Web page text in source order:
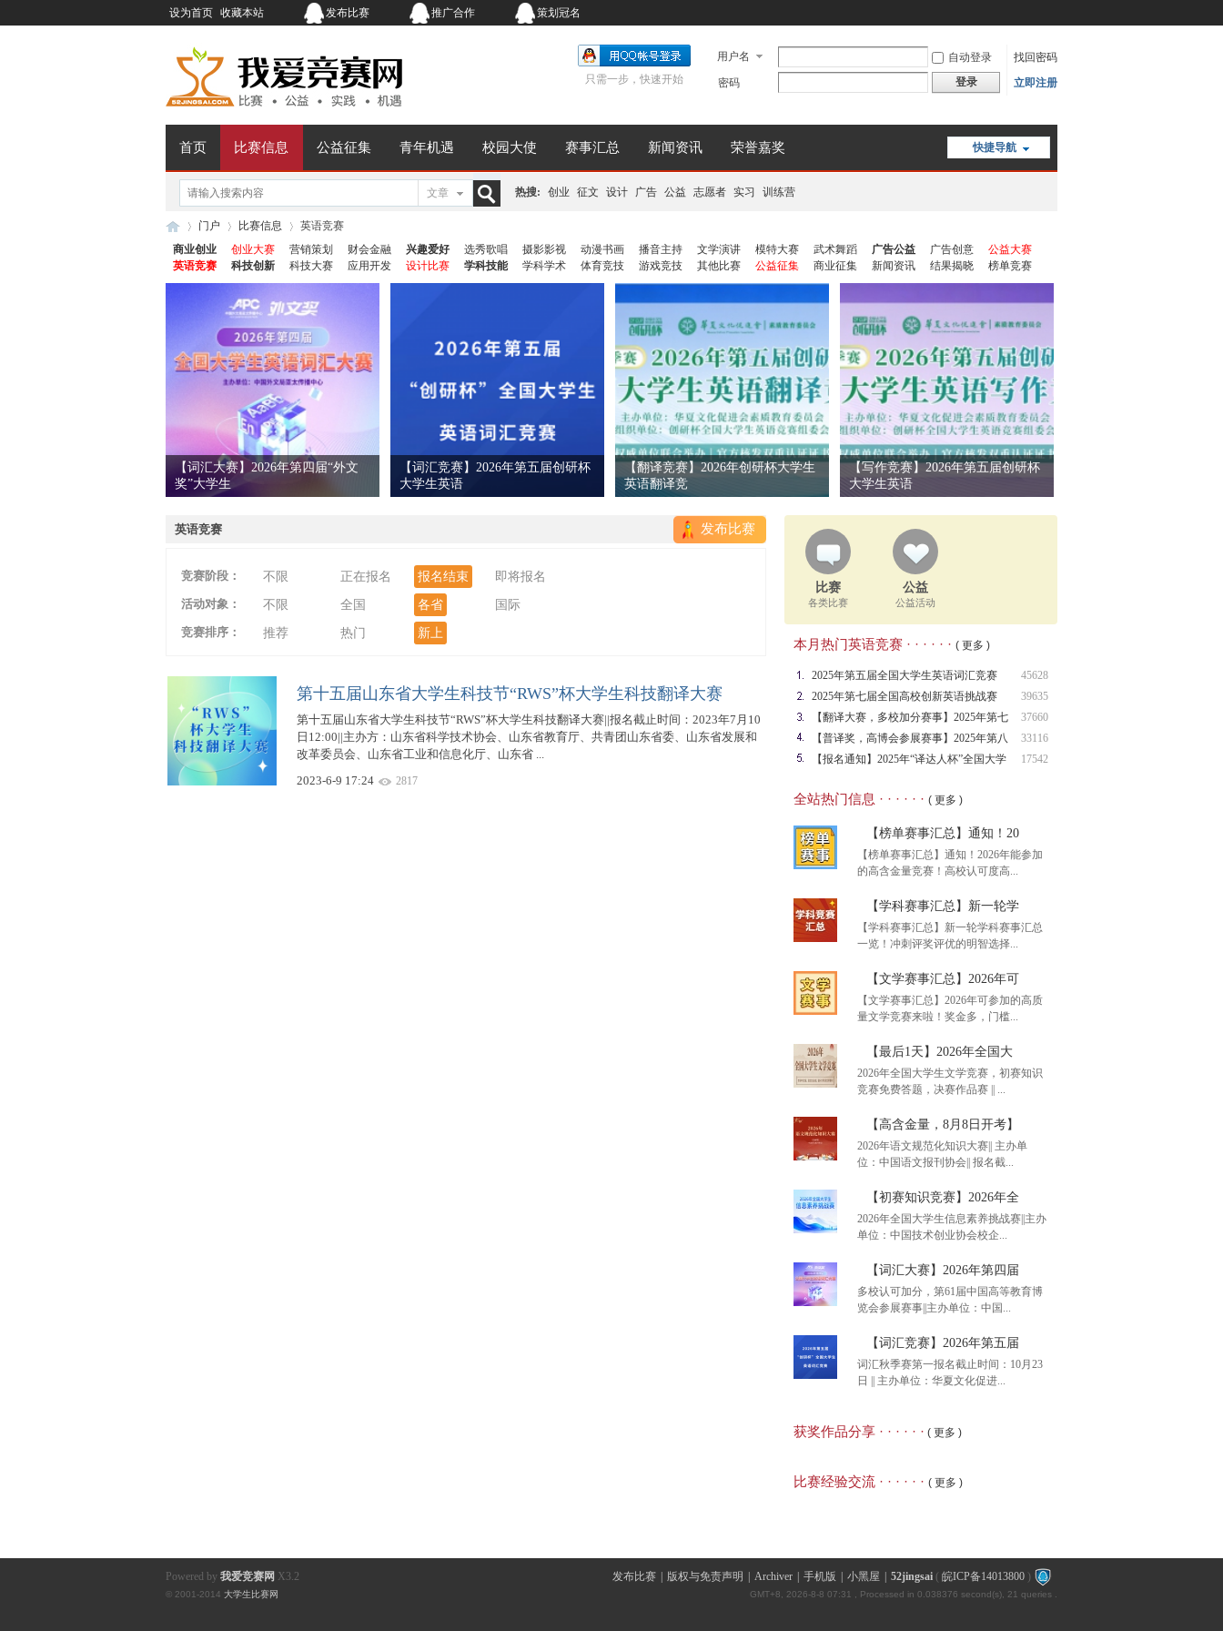
设为首页 收藏本站 发布比赛 推广合作 策划冠名
用户名 自动登录
找回密码
密码
登录 立即注册
只需一步，快速开始
快捷导航
首页 比赛信息 公益征集 青年机遇 校园大使 赛事汇总 新闻资讯 荣誉嘉奖
文章 热搜: 创业 征文 设计 广告 公益 志愿者 实习 训练营
爱
门户 比赛信息
›
英语竞赛
商业创业
创业大赛 营销策划 财会金融 兴趣爱好 选秀歌唱 摄影影视 动漫书画 播音主持 文学演讲 模特大赛 武术舞蹈 广告公益 广告创意
公益大赛
英语竞赛
科技创新 科技大赛 应用开发 设计比赛 学科技能 学科学术 体育竞技 游戏竞技 其他比赛 公益征集 商业征集 新闻资讯 结果揭晓 榜单竞赛
【词汇大赛】2026年第四届“外文
奖”大学生
【词汇竞赛】2026年第五届创研杯
大学生英语
【翻译竞赛】2026年创研杯大学生
英语翻译竞
【写作竞赛】2026年第五届创研杯
大学生英语
发布比赛
英语竞赛
竞赛阶段： 不限 正在报名 报名结束
即将报名
活动对象：
不限 全国 各省
国际
竞赛排序：
推荐 热门 新上
第十五届山东省大学生科技节“RWS”杯大学生科技翻译大赛
第十五届山东省大学生科技节“RWS”杯大学生科技翻译大赛||报名截止时间：2023年7月10
日12:00||主办方：山东省科学技术协会、山东省教育厅、共青团山东省委、山东省发展和
改革委员会、山东省工业和信息化厅、山东省 ...
2023-6-9 17:24
2817
比赛
各类比赛
公益
公益活动
本月热门英语竞赛 · · · · · · ( 更多 )
45628
2025年第五届全国大学生英语词汇竞赛
（NCEV
39635
2025年第七届全国高校创新英语挑战赛
NCIECC
37660
【翻译大赛，多校加分赛事】2025年第七
届全
33116
【普译奖，高博会参展赛事】2025年第八
届普
17542
【报名通知】2025年“译达人杯”全国大学
全站热门信息 · · · · · · ( 更多 )
【榜单赛事汇总】通知！20
【榜单赛事汇总】通知！2026年能参加
的高含金量竞赛！高校认可度高...
【榜单赛事汇总】通知！20
【学科赛事汇总】新一轮学
【学科赛事汇总】新一轮学科赛事汇总
一览！冲刺评奖评优的明智选择...
【学科赛事汇总】新一轮学
【文学赛事汇总】2026年可
【文学赛事汇总】2026年可参加的高质
量文学竞赛来啦！奖金多，门槛...
【文学赛事汇总】2026年可
【最后1天】2026年全国大
2026年全国大学生文学竞赛，初赛知识
竞赛免费答题，决赛作品赛 || ...
【最后1天】2026年全国大
【高含金量，8月8日开考】
2026年语文规范化知识大赛|| 主办单
位：中国语文报刊协会|| 报名截...
【高含金量，8月8日开考】
【初赛知识竞赛】2026年全
2026年全国大学生信息素养挑战赛||主办
单位：中国技术创业协会校企...
【初赛知识竞赛】2026年全
【词汇大赛】2026年第四届
多校认可加分，第61届中国高等教育博
览会参展赛事||主办单位：中国...
【词汇大赛】2026年第四届
【词汇竞赛】2026年第五届
词汇秋季赛第一报名截止时间：10月23
日 || 主办单位：华夏文化促进...
获奖作品分享 · · · · · · ( 更多 )
比赛经验交流 · · · · · · ( 更多 )
发布比赛 版权与免责声明 Archiver 手机版 小黑屋 52jingsai ( 皖ICP备14013800 )
GMT+8, 2026-8-8 07:31 , Processed in 0.038376 second(s), 21 queries .
Powered by 我爱竞赛网 X3.2
© 2001-2014 大学生比赛网